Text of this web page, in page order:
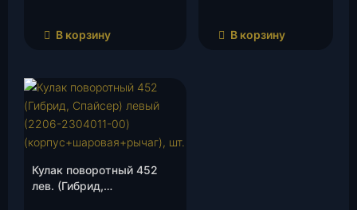
В корзину В корзину
Кулак поворотный 452
лев. (Гибрид,